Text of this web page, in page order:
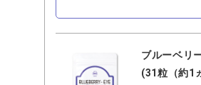
いところでスマホ触らないと
か、気にしてますが、もはや
べてとは言えません。 が、わ
では20種類近くのサプリメン
にするなど調整してはいます
は飲みたくない。 だからこ
ブルーベリ
(31粒（約1